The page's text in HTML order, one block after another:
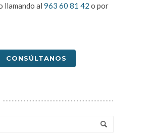
llamando al 963 60 81 42 o por
CONSÚLTANOS